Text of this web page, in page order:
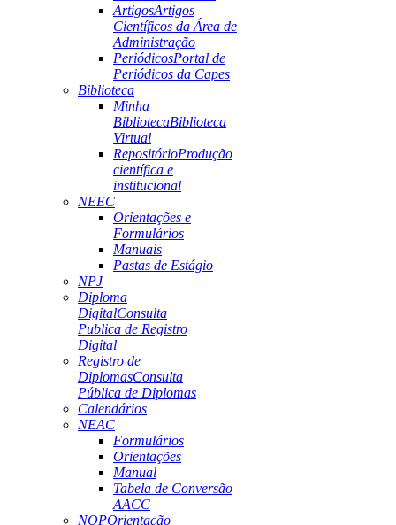
ArtigosArtigos
Científicos da Área de
Administração
PeriódicosPortal de
Periódicos da Capes
Biblioteca
Minha
BibliotecaBiblioteca
Virtual
RepositórioProdução
científica e
institucional
NEEC
Orientações e
Formulários
Manuais
Pastas de Estágio
NPJ
Diploma
DigitalConsulta
Publica de Registro
Digital
Registro de
DiplomasConsulta
Pública de Diplomas
Calendários
NEAC
Formulários
Orientações
Manual
Tabela de Conversão
AACC
NOPOrientação